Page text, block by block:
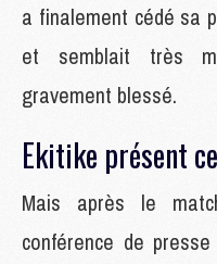
a finalement cédé sa
et semblait très
gravement blessé.
Ekitike présent
Mais après le
conférence de